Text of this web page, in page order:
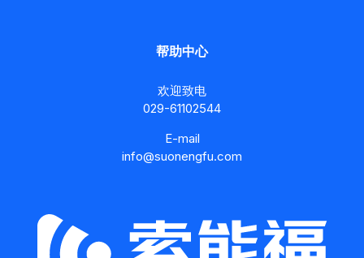
帮助中心
欢迎致电
029-61102544
E-mail
info@suonengfu.com